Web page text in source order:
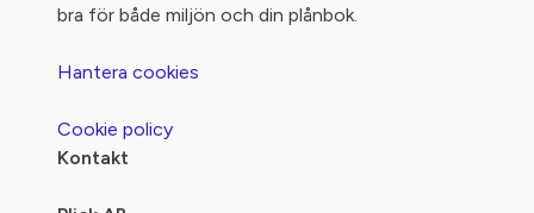
bra för både miljön och din plånbok.
Hantera cookies
Cookie policy
Kontakt